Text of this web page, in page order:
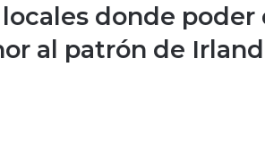
donde
al patrón de